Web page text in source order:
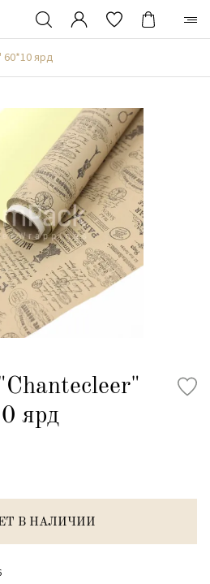
60*10 ярд
ярд
В НАЛИЧИИ